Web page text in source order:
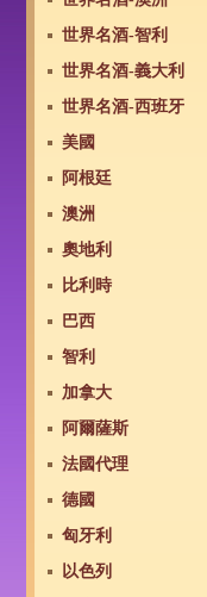
世界名酒-智利
世界名酒-義大利
世界名酒-西班牙
美國
阿根廷
澳洲
奧地利
比利時
巴西
智利
加拿大
阿爾薩斯
法國代理
德國
匈牙利
以色列